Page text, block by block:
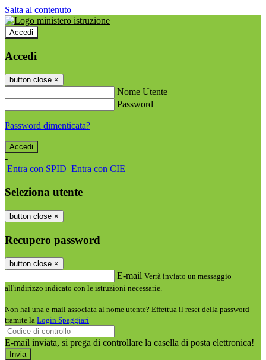
Salta al contenuto
Accedi
Accedi
button close ×
Nome Utente
Password
Password dimenticata?
-
Entra con SPID Entra con CIE
Seleziona utente
button close ×
Recupero password
button close ×
E-mail Verrà inviato un messaggio
all'indirizzo indicato con le istruzioni necessarie.
Non hai una e-mail associata al nome utente? Effettua il reset della password
tramite la Login Spaggiari
E-mail inviata, si prega di controllare la casella di posta elettronica!